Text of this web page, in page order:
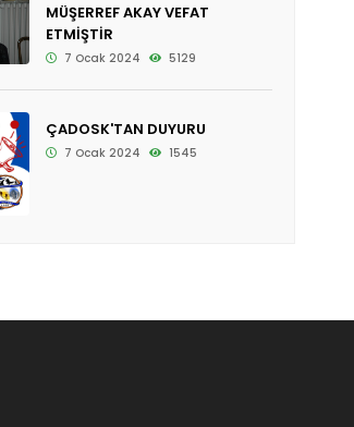
MÜŞERREF AKAY VEFAT
ETMİŞTİR
7 Ocak 2024 5129
ÇADOSK'TAN DUYURU
7 Ocak 2024 1545